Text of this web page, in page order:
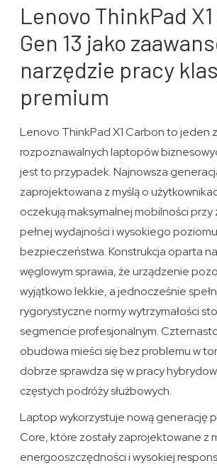
Lenovo ThinkPad
Gen 13 jako
narzędzie pracy
premium
Lenovo ThinkPad X1 Carbon to jeden
rozpoznawalnych laptopów
jest to przypadek. Najnowsza
zaprojektowana z myślą o
oczekują maksymalnej mobilności przy
pełnej wydajności i wysokiego poziomu
bezpieczeństwa. Konstrukcja oparta
węglowym sprawia, że urządzenie
wyjątkowo lekkie, a jednocześnie
rygorystyczne normy wytrzymałości
segmencie profesjonalnym.
obudowa mieści się bez problemu w
dobrze sprawdza się w pracy
częstych podróży służbowych.
Laptop wykorzystuje nową generację
Core, które zostały zaprojektowane z
energooszczędności i wysokiej